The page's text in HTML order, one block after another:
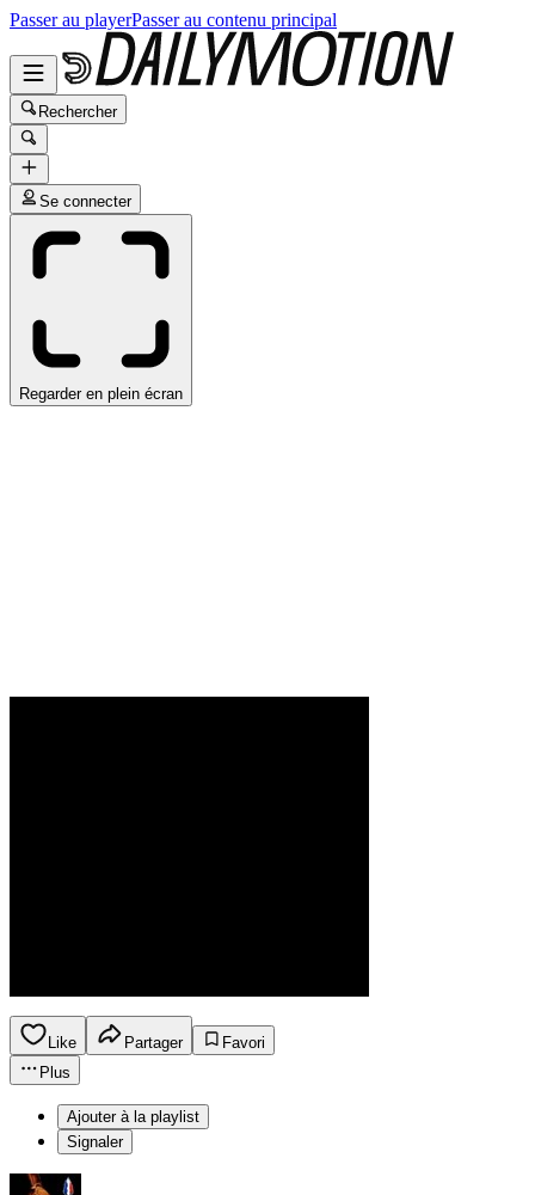
Passer au playerPasser au contenu principal
Rechercher
Se connecter
Regarder en plein écran
Like Partager
Favori
Plus
Ajouter à la playlist
Signaler